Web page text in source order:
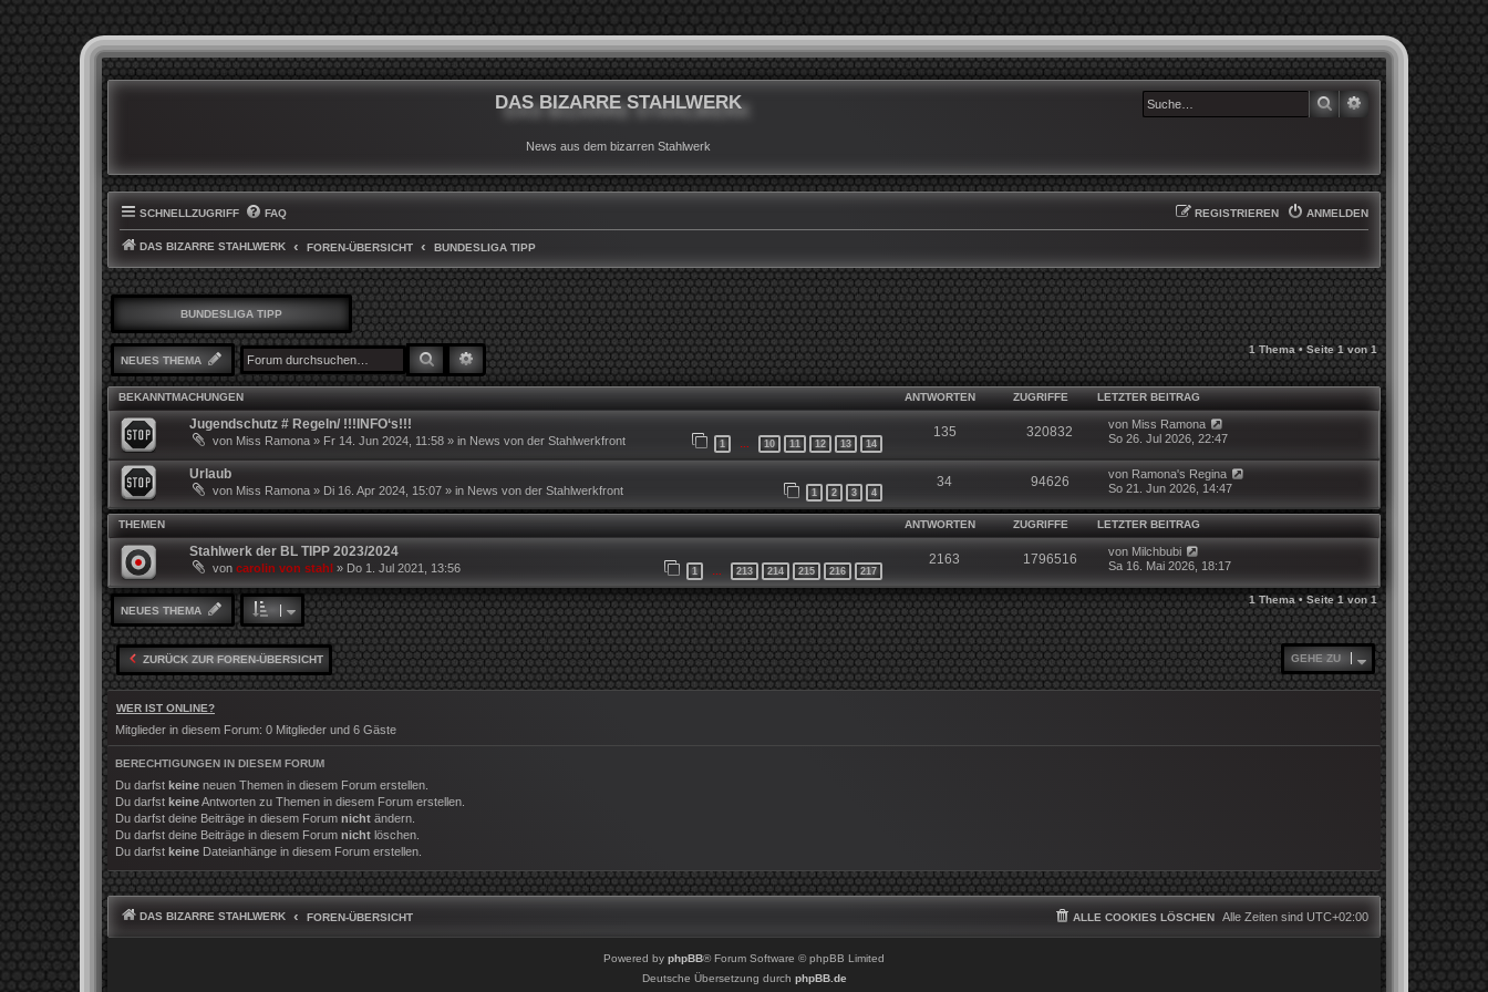
DAS BIZARRE STAHLWERK
News aus dem bizarren Stahlwerk
SUCHE
SCHNELLZUGRIFF FAQ ANMELDEN
REGISTRIEREN
DAS BIZARRE STAHLWERK FOREN-ÜBERSICHT BUNDESLIGA TIPP
BUNDESLIGA TIPP
NEUES THEMA SUCHE ERWEITERTE SUCHE
1 Thema • Seite1 von1
BEKANNTMACHUNGEN ANTWORTEN ZUGRIFFE LETZTER BEITRAG
Jugendschutz # Regeln/ !!!INFO‘s!!!
von Miss Ramona » Fr 14. Jun 2024, 11:58 » in News von der Stahlwerkfront 1 … 10 11 12 13 14
135 320832 von Miss Ramona
So 26. Jul 2026, 22:47
Urlaub
von Miss Ramona » Di 16. Apr 2024, 15:07 » in News von der Stahlwerkfront 1 2 3 4
34 94626 von Ramona's Regina
So 21. Jun 2026, 14:47
THEMEN ANTWORTEN ZUGRIFFE LETZTER BEITRAG
Stahlwerk der BL TIPP 2023/2024
von carolin von stahl » Do 1. Jul 2021, 13:56 1 … 213 214 215 216 217
2163 1796516 von Milchbubi
Sa 16. Mai 2026, 18:17
NEUES THEMA
1 Thema • Seite 1 von 1
ZURÜCK ZUR FOREN-ÜBERSICHT GEHE ZU
WER IST ONLINE?
Mitglieder in diesem Forum: 0 Mitglieder und 6 Gäste
BERECHTIGUNGEN IN DIESEM FORUM
Du darfst keine neuen Themen in diesem Forum erstellen.
Du darfst keineAntworten zu Themen in diesem Forum erstellen.
Du darfst deine Beiträge in diesem Forum nicht ändern.
Du darfst deine Beiträge in diesem Forum nicht löschen.
Du darfst keine Dateianhänge in diesem Forum erstellen.
DAS BIZARRE STAHLWERK FOREN-ÜBERSICHT Alle Zeiten sind UTC+02:00
ALLE COOKIES LÖSCHEN
Powered by phpBB® Forum Software © phpBB Limited
Deutsche Übersetzung durch phpBB.de